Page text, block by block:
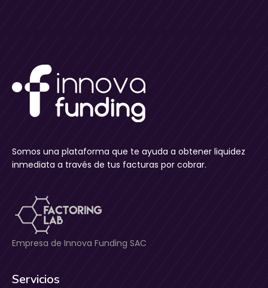
Somos una plataforma que te ayuda a obtener liquidez
inmediata a través de tus facturas por cobrar.
Empresa de Innova Funding SAC
Servicios